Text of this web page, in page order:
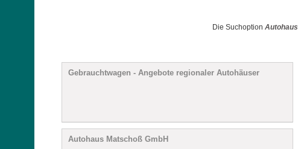
Die SuchoptionAutohaus
Gebrauchtwagen - Angebote regionaler Autohäuser
Autohaus Matschoß GmbH